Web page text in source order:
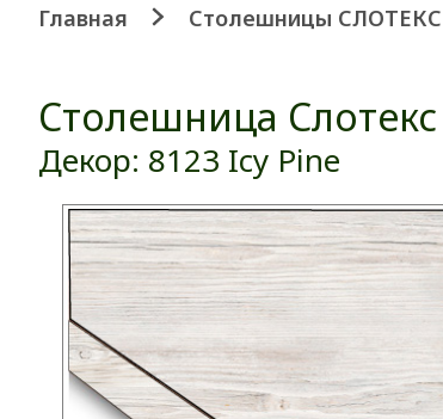
Главная Столешницы СЛОТЕКС
Столешница
Декор: 8123 Icy Pine